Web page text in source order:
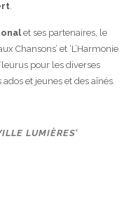
.
et ses partenaires, le
Chansons’ et ‘L’Harmonie
pour les diverses
et jeunes et des aînés.
LUMIÈRES’